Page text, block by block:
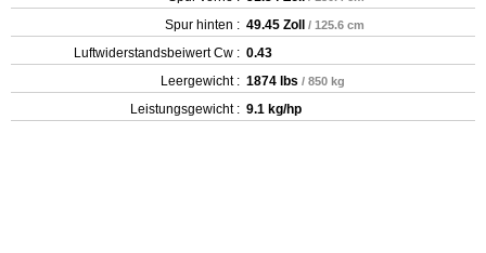
Spur hinten : 49.45 Zoll / 125.6 cm
Luftwiderstandsbeiwert Cw : 0.43
Leergewicht‎ : 1874 lbs / 850 kg
Leistungsgewicht : 9.1 kg/hp